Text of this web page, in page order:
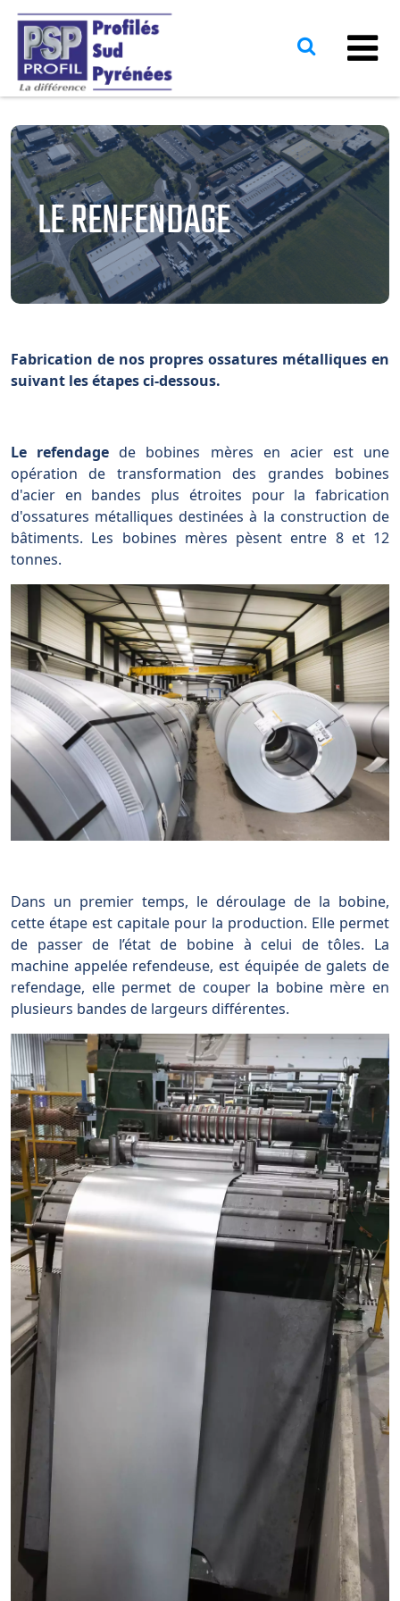
LE RENFENDAGE
Fabrication de nos propres ossatures métalliques en
suivant les étapes ci-dessous.
Le refendage de bobines mères en acier est une
opération de transformation des grandes bobines
d'acier en bandes plus étroites pour la fabrication
d'ossatures métalliques destinées à la construction de
bâtiments. Les bobines mères pèsent entre 8 et 12
tonnes.
Dans un premier temps, le déroulage de la bobine,
cette étape est capitale pour la production. Elle permet
de passer de l’état de bobine à celui de tôles. La
machine appelée refendeuse, est équipée de galets de
refendage, elle permet de couper la bobine mère en
plusieurs bandes de largeurs différentes.